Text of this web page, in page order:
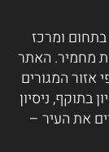
ומרכז
מחמיר. האתר
אזור המגורים
בתוקף, ניסיון
את העיר –